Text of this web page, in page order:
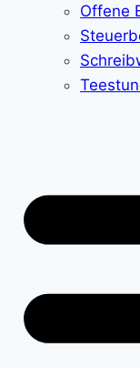
Offene